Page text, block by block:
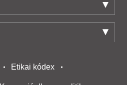
Etikai kódex